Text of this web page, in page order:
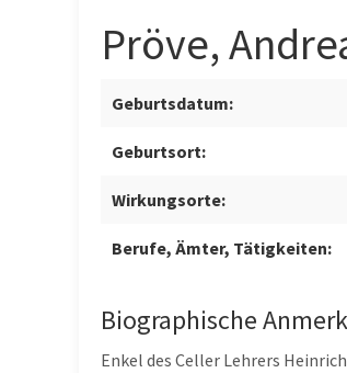
Pröve,
Geburtsdatum:
Geburtsort:
Wirkungsorte:
Berufe, Ämter, Tätigkeiten:
Biographische
Enkel des Celler Lehrers